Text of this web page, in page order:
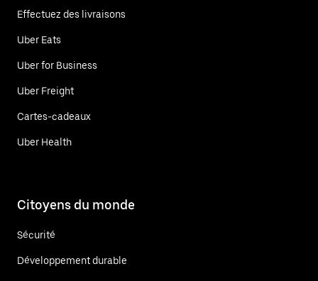
Effectuez des livraisons
Uber Eats
Uber for Business
Uber Freight
Cartes-cadeaux
Uber Health
Citoyens du monde
Sécurité
Développement durable